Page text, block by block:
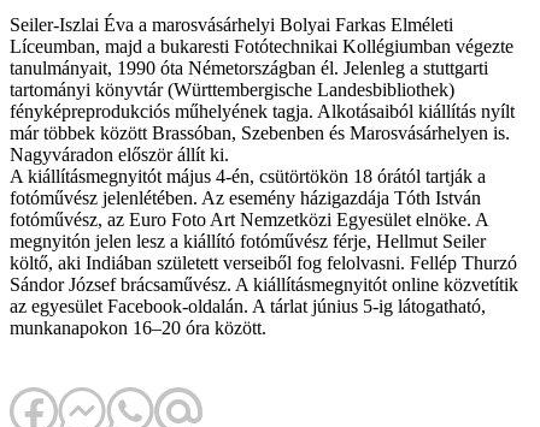
Seiler-Iszlai Éva a marosvásárhelyi Bolyai Farkas Elméleti
Líceumban, majd a bukaresti Fotótechnikai Kollégiumban végezte
tanulmányait, 1990 óta Németországban él. Jelenleg a stuttgarti
tartományi könyvtár (Württembergische Landesbibliothek)
fényképreprodukciós műhelyének tagja. Alkotásaiból kiállítás nyílt
már többek között Brassóban, Szebenben és Marosvásárhelyen is.
Nagyváradon először állít ki.
A kiállításmegnyitót május 4-én, csütörtökön 18 órától tartják a
fotóművész jelenlétében. Az esemény házigazdája Tóth István
fotóművész, az Euro Foto Art Nemzetközi Egyesület elnöke. A
megnyitón jelen lesz a kiállító fotóművész férje, Hellmut Seiler
költő, aki Indiában született verseiből fog felolvasni. Fellép Thurzó
Sándor József brácsaművész. A kiállításmegnyitót online közvetítik
az egyesület Facebook-oldalán. A tárlat június 5-ig látogatható,
munkanapokon 16–20 óra között.